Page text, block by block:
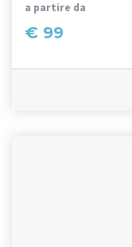
a partire da
€ 99